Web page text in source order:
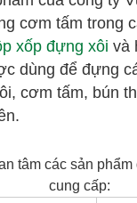
cơm tấm trong
xốp đựng xôi và
dùng để đựng
cơm tấm, bún
tâm các sản phẩm
cung cấp: